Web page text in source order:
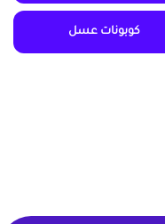
كوبونات عسل